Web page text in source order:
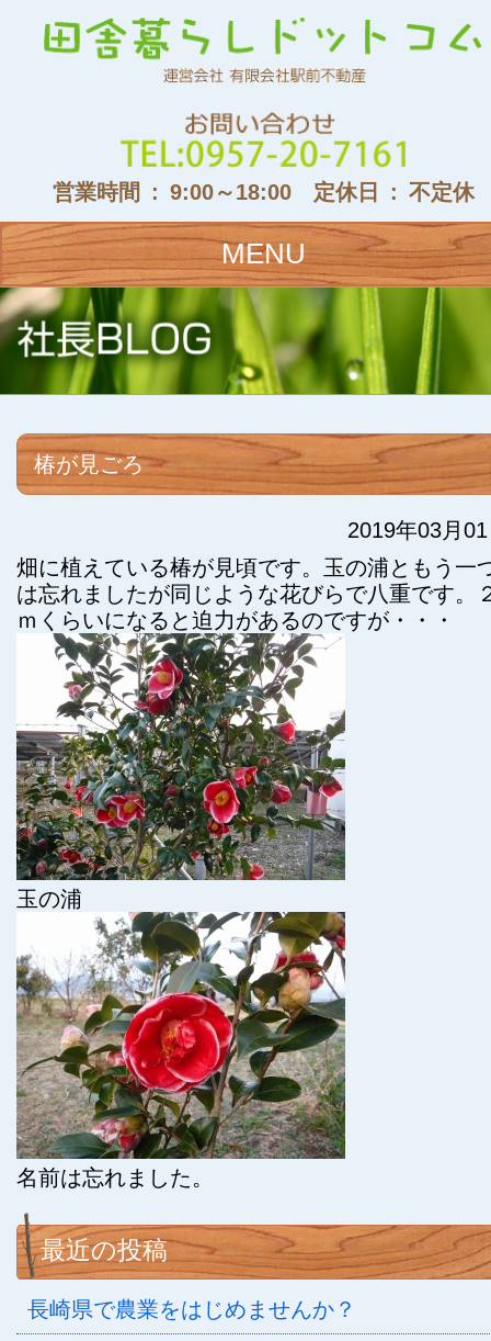
営業時間 : 9:00～18:00 定休日 : 不定休
MENU
椿が見ごろ
2019年03月
畑に植えている椿が見頃です。玉の浦ともう一
は忘れましたが同じような花びらで八重です。
ｍくらいになると迫力があるのですが・・・
玉の浦
名前は忘れました。
最近の投稿
長崎県で農業をはじめませんか？